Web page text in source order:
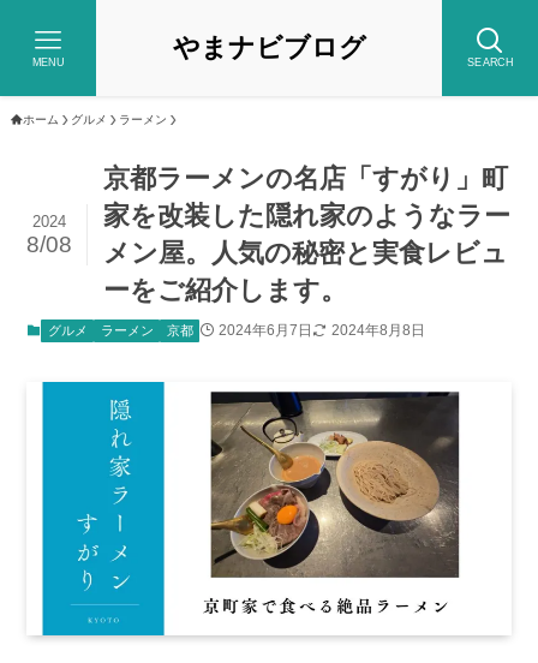
やまナビブログ SEARCH
MENU
ホーム グルメ ラーメン
京都ラーメンの名店「すがり」町
家を改装した隠れ家のようなラー
メン屋。人気の秘密と実食レビュ
ーをご紹介します。
2024
8/08
グルメ ラーメン 京都 2024年6月7日 2024年8月8日